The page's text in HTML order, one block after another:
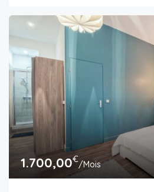
1.700,00€/Mois